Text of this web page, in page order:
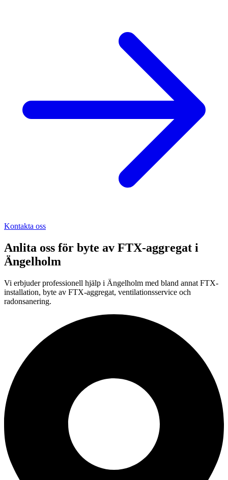
Kontakta oss
Anlita oss för byte av FTX-aggregat i
Ängelholm
Vi erbjuder professionell hjälp i Ängelholm med bland annat FTX-
installation, byte av FTX-aggregat, ventilationsservice och
radonsanering.